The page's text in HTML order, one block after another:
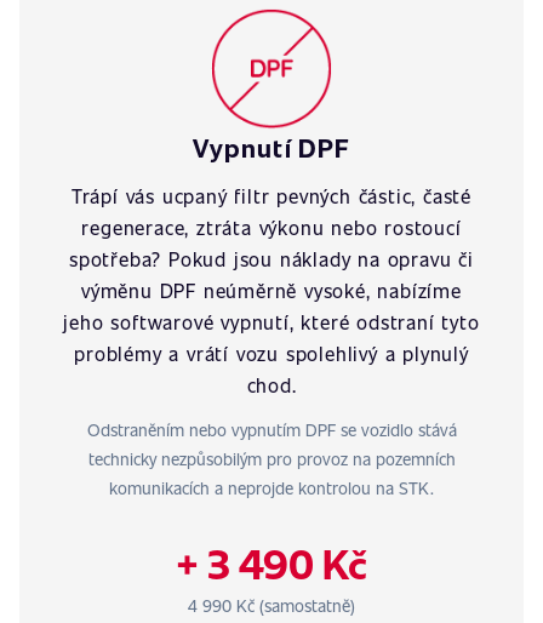
Vypnutí DPF
Trápí vás ucpaný filtr pevných částic, časté
regenerace, ztráta výkonu nebo rostoucí
spotřeba? Pokud jsou náklady na opravu či
výměnu DPF neúměrně vysoké, nabízíme
jeho softwarové vypnutí, které odstraní tyto
problémy a vrátí vozu spolehlivý a plynulý
chod.
Odstraněním nebo vypnutím DPF se vozidlo stává
technicky nezpůsobilým pro provoz na pozemních
komunikacích a neprojde kontrolou na STK.
+ 3 490 Kč
4 990 Kč (samostatně)